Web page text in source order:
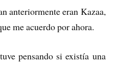
anteriormente eran Kazaa,
me acuerdo por ahora.
pensando si existía una